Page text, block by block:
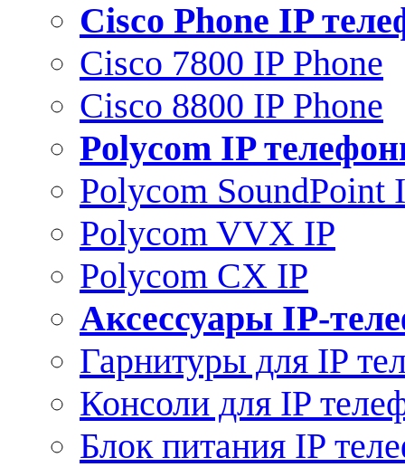
Сisco Phone IP
Cisco 7800 IP Phone
Cisco 8800 IP Phone
Polycom IP
Polycom SoundPoint
Polycom VVX IP
Polycom CX IP
Аксессуары IP-
Гарнитуры для IP
Консоли для IP
Блок питания IP